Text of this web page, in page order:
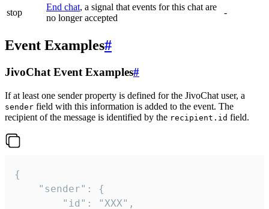
stop
End chat, a signal that events for this chat are
no longer accepted
-
Event Examples#
JivoChat Event Examples#
If at least one sender property is defined for the JivoChat user, a
sender field with this information is added to the event. The
recipient of the message is identified by the recipient.id field.
{